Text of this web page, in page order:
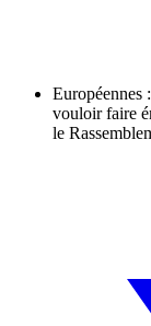
Européennes
vouloir faire
le